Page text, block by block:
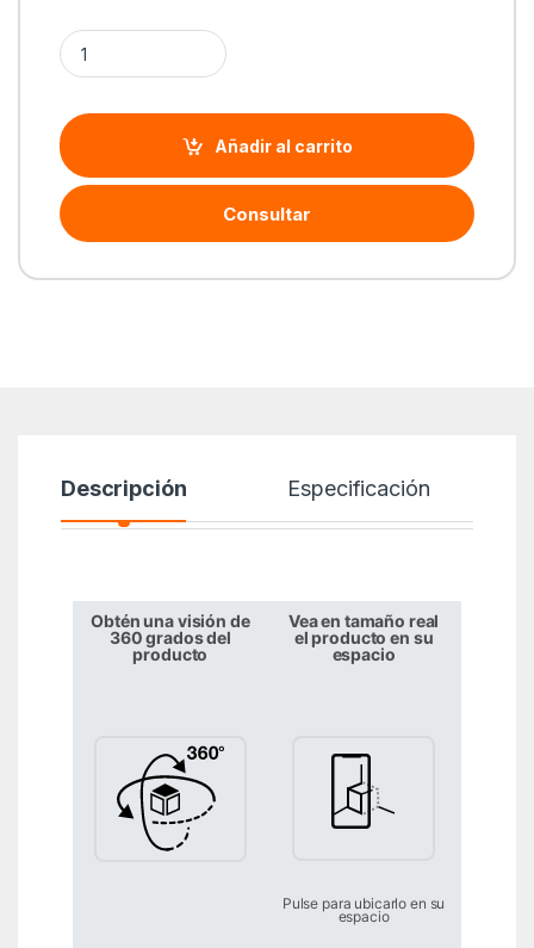
Cantidad Luz premium p/streaming Logitech Litra Glow USB-
Añadir al carrito
Consultar
Descripción Especificación
Obtén una visión de
360 grados del
producto
Vea en tamaño real
el producto en su
espacio
Pulse para ubicarlo en su
espacio